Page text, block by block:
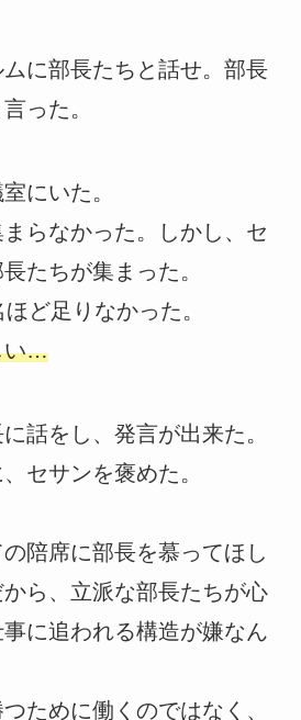
に部長たちと話せ。部長
った。
にいた。
らなかった。しかし、セ
たちが集まった。
ど足りなかった。
い…
話をし、発言が出来た。
セサンを褒めた。
の陪席に部長を慕ってほし
ら、立派な部長たちが心
に追われる構造が嫌なん
ために働くのではなく、